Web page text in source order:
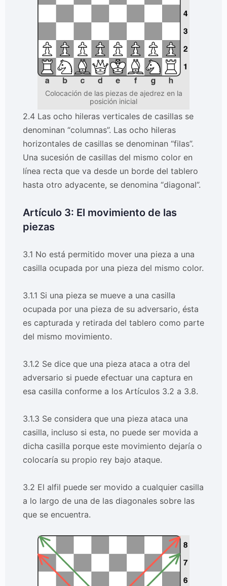
Colocación de las piezas de ajedrez en la
posición inicial
2.4 Las ocho hileras verticales de casillas se
denominan “columnas”. Las ocho hileras
horizontales de casillas se denominan “filas”.
Una sucesión de casillas del mismo color en
línea recta que va desde un borde del tablero
hasta otro adyacente, se denomina “diagonal”.
Artículo 3: El movimiento de las
piezas
3.1 No está permitido mover una pieza a una
casilla ocupada por una pieza del mismo color.
3.1.1 Si una pieza se mueve a una casilla
ocupada por una pieza de su adversario, ésta
es capturada y retirada del tablero como parte
del mismo movimiento.
3.1.2 Se dice que una pieza ataca a otra del
adversario si puede efectuar una captura en
esa casilla conforme a los Artículos 3.2 a 3.8.
3.1.3 Se considera que una pieza ataca una
casilla, incluso si esta, no puede ser movida a
dicha casilla porque este movimiento dejaría o
colocaría su propio rey bajo ataque.
3.2 El alfil puede ser movido a cualquier casilla
a lo largo de una de las diagonales sobre las
que se encuentra.